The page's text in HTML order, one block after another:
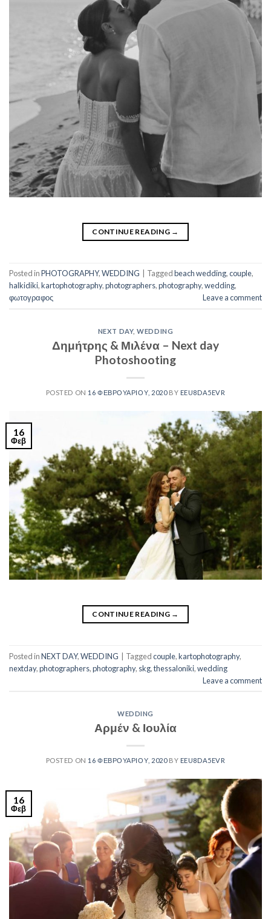
CONTINUE READING →
Posted inPHOTOGRAPHY,WEDDING Taggedbeach wedding,couple,
halkidiki,kartophotography,photographers,photography,wedding,
φωτογραφος
Leave a comment
NEXT DAY,WEDDING
Δημήτρης & Μιλένα – Next day
Photoshooting
POSTED ON 16 ΦΕΒΡΟΥΑΡΊΟΥ, 2020 BY EEU8DA5EVR
16
Φεβ
CONTINUE READING →
Posted inNEXT DAY,WEDDING Taggedcouple,kartophotography,
nextday,photographers,photography, skg,thessaloniki,wedding
Leave a comment
WEDDING
Αρμέν & Ιουλία
POSTED ON 16 ΦΕΒΡΟΥΑΡΊΟΥ, 2020 BY EEU8DA5EVR
16
Φεβ